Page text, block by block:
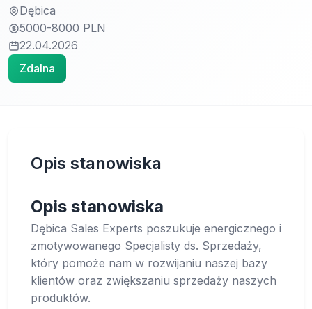
Dębica
5000-8000 PLN
22.04.2026
Zdalna
Opis stanowiska
Opis stanowiska
Dębica Sales Experts poszukuje energicznego i
zmotywowanego Specjalisty ds. Sprzedaży,
który pomoże nam w rozwijaniu naszej bazy
klientów oraz zwiększaniu sprzedaży naszych
produktów.